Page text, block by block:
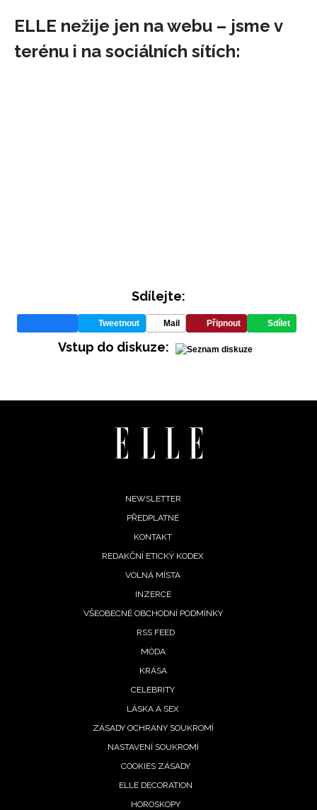
ELLE nežije jen na webu – jsme v
terénu i na sociálních sítích:
Sdílejte:
Tweetnout Mail Připnout Sdílet
Vstup do diskuze:
NEWSLETTER
PŘEDPLATNÉ
KONTAKT
REDAKČNÍ ETICKÝ KODEX
VOLNÁ MÍSTA
INZERCE
VŠEOBECNÉ OBCHODNÍ PODMÍNKY
RSS FEED
MÓDA
KRÁSA
CELEBRITY
LÁSKA A SEX
ZÁSADY OCHRANY SOUKROMÍ
NASTAVENÍ SOUKROMÍ
COOKIES ZÁSADY
ELLE DECORATION
HOROSKOPY